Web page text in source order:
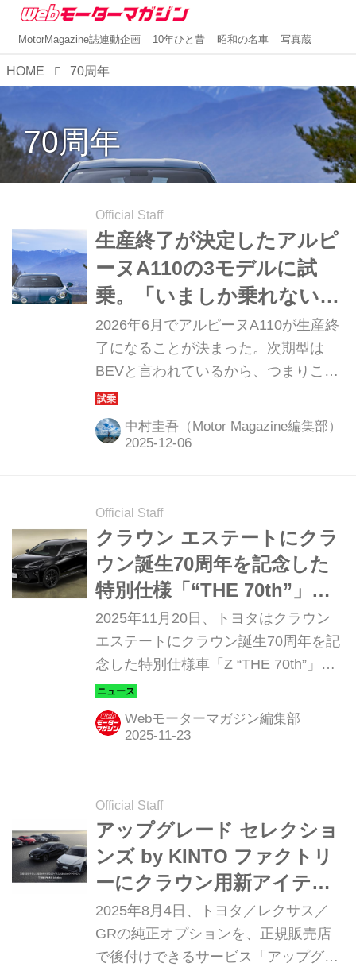
MotorMagazine誌連動企画 10年ひと昔 昭和の名車 写真蔵
HOME 70周年
70周年
Official Staff
生産終了が決定したアルピ
ーヌA110の3モデルに試
乗。「いましか乗れない、
いま乗っておくべきスポー
ツカー」で幸せを噛み締め
る
2026年6月でアルピーヌA110が生産終
了になることが決まった。次期型は
BEVと言われているから、つまりこれ
が「最後の内燃エンジン搭載車」にな
る。そんな最終型A110のフルラインナ
ップを試乗した。ブランド70周年の節
中村圭吾（Motor Magazine編集部）
Official Staff
クラウン エステートにクラ
ウン誕生70周年を記念した
特別仕様「“THE 70th”」が
登場
2025年11月20日、トヨタはクラウン
エステートにクラウン誕生70周年を記
念した特別仕様車「Z “THE 70th”」
「RS “THE 70th”」を設定し、販売を
開始した。。ハイブリッドの「Z」と
プラグインハイブリッドの「RS」をベ
Webモーターマガジン編集部
Official Staff
アップグレード セレクショ
ンズ by KINTO ファクトリ
ーにクラウン用新アイテム
が登場
2025年8月4日、トヨタ／レクサス／
GRの純正オプションを、正規販売店
で後付けできるサービス「アップグレ